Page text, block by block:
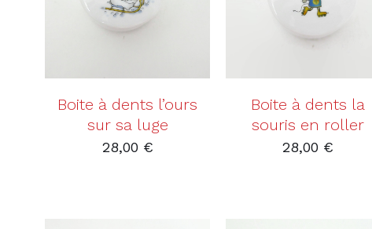
/
DÉTAILS
Boite à dents l’ours
sur sa luge
28,00 €
DÉTAILS
Boite à dents la
souris en roller
28,00 €